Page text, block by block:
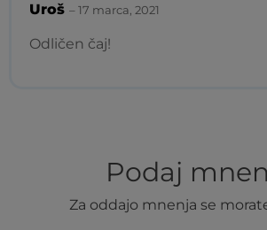
Uroš –17 marca, 2021
Odličen čaj!
Podaj
Za oddajo mnenja se